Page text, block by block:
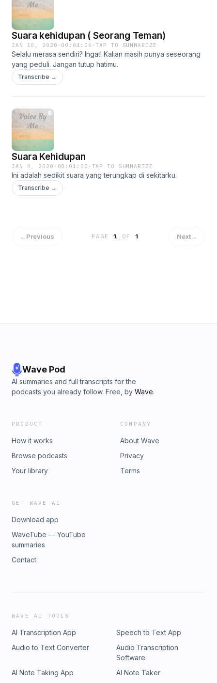
Suara kehidupan ( Seorang Teman)
JAN 10, 2020 · 00:04:06 ·TAP TO SUMMARIZE
Selalu merasa sendiri? Ingat! Kalian masih punya seseorang
yang peduli. Jangan tutup hatimu.
Transcribe →
Suara Kehidupan
JAN 9, 2020 · 00:01:00 · TAP TO SUMMARIZE
Ini adalah sedikit suara yang terungkap di sekitarku.
Transcribe →
←Previous PAGE1 OF 1 Next→
Wave Pod
AI summaries and full transcripts for the
podcasts you already follow. Free, by Wave.
PRODUCT
How it works
Browse podcasts
Your library
COMPANY
About Wave
Privacy
Terms
GET WAVE AI
Download app
WaveTube — YouTube
summaries
Contact
WAVE AI TOOLS
AI Transcription App
Speech to Text App
Audio to Text Converter
Audio Transcription
Software
AI Note Taking App
AI Note Taker